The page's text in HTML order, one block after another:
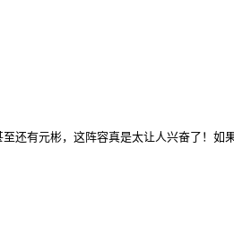
至还有元彬，这阵容真是太让人兴奋了！